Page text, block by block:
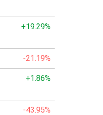
+19.29%
-21.19%
+1.86%
-43.95%